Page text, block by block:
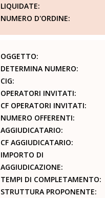
LIQUIDATE:
NUMERO D'ORDINE:
OGGETTO:
DETERMINA NUMERO:
CIG:
OPERATORI INVITATI:
CF OPERATORI INVITATI:
NUMERO OFFERENTI:
AGGIUDICATARIO:
CF AGGIUDICATARIO:
IMPORTO DI
AGGIUDICAZIONE:
TEMPI DI COMPLETAMENTO:
STRUTTURA PROPONENTE: